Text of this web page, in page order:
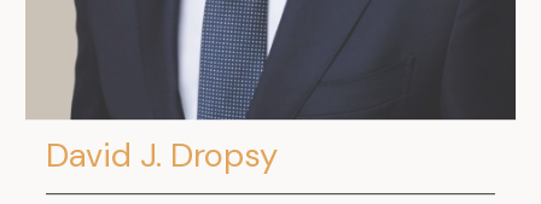
David J. Dropsy